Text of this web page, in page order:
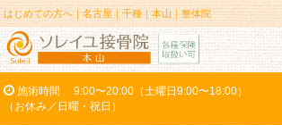
はじめての方へ｜名古屋｜千種｜本山｜整体院
施術時間
9:00〜20:00（土曜日9:00〜18:00）
（お休み／日曜・祝日）